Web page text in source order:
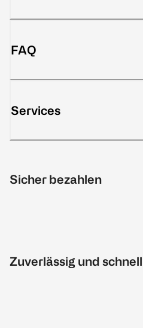
FAQ
Services
Sicher bezahlen
Zuverlässig und